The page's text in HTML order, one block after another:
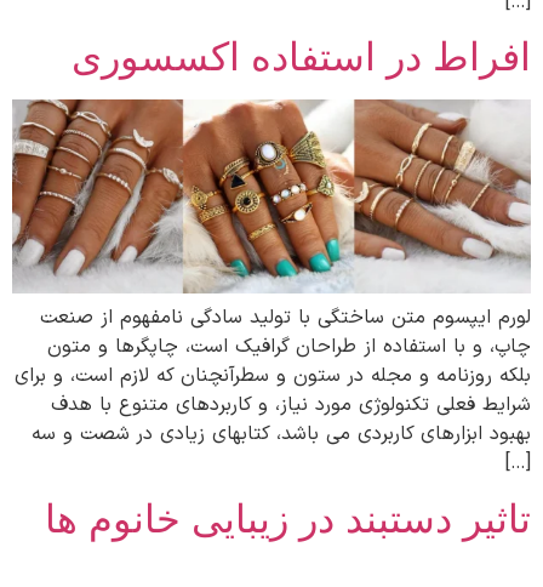
افراط در استفاده اکسسوری
لورم ایپسوم متن ساختگی با تولید سادگی نامفهوم از صنعت
چاپ، و با استفاده از طراحان گرافیک است، چاپگرها و متون
بلکه روزنامه و مجله در ستون و سطرآنچنان که لازم است، و برای
شرایط فعلی تکنولوژی مورد نیاز، و کاربردهای متنوع با هدف
بهبود ابزارهای کاربردی می باشد، کتابهای زیادی در شصت و سه
[…]
تاثیر دستبند در زیبایی خانوم ها